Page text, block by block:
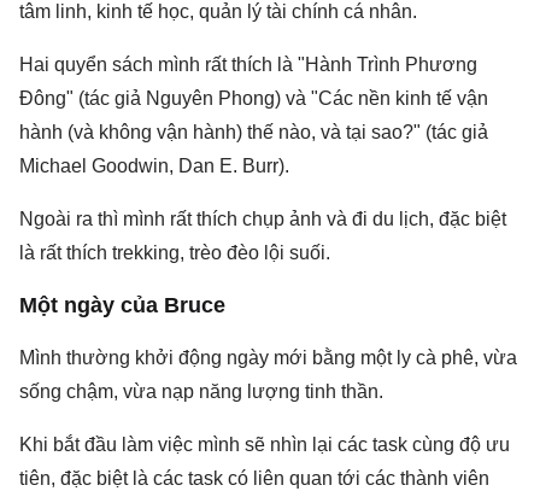
tâm linh, kinh tế học, quản lý tài chính cá nhân.
Hai quyển sách mình rất thích là "Hành Trình Phương
Đông" (tác giả Nguyên Phong) và "Các nền kinh tế vận
hành (và không vận hành) thế nào, và tại sao?" (tác giả
Michael Goodwin, Dan E. Burr).
Ngoài ra thì mình rất thích chụp ảnh và đi du lịch, đặc biệt
là rất thích trekking, trèo đèo lội suối.
Một ngày của Bruce
Mình thường khởi động ngày mới bằng một ly cà phê, vừa
sống chậm, vừa nạp năng lượng tinh thần.
Khi bắt đầu làm việc mình sẽ nhìn lại các task cùng độ ưu
tiên, đặc biệt là các task có liên quan tới các thành viên